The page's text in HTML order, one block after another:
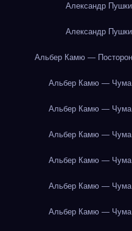
Александр
Александр
Альбер Камю —
Альбер Камю — Чума
Альбер Камю — Чума
Альбер Камю — Чума
Альбер Камю — Чума
Альбер Камю — Чума
Альбер Камю — Чума